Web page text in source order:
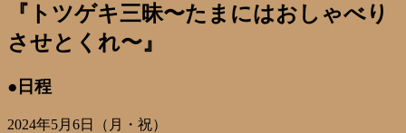
『トツゲキ三昧〜たまにはおしゃべり
させとくれ〜』
●日程
2024年5月6日（月・祝）